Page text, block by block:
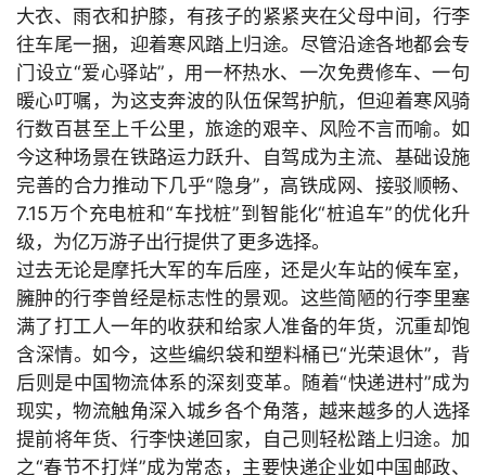
大衣、雨衣和护膝，有孩子的紧紧夹在父母中间，行李
往车尾一捆，迎着寒风踏上归途。尽管沿途各地都会专
门设立“爱心驿站”，用一杯热水、一次免费修车、一句
暖心叮嘱，为这支奔波的队伍保驾护航，但迎着寒风骑
行数百甚至上千公里，旅途的艰辛、风险不言而喻。如
今这种场景在铁路运力跃升、自驾成为主流、基础设施
完善的合力推动下几乎“隐身”，高铁成网、接驳顺畅、
7.15万个充电桩和“车找桩”到智能化“桩追车”的优化升
级，为亿万游子出行提供了更多选择。
过去无论是摩托大军的车后座，还是火车站的候车室，
臃肿的行李曾经是标志性的景观。这些简陋的行李里塞
满了打工人一年的收获和给家人准备的年货，沉重却饱
含深情。如今，这些编织袋和塑料桶已“光荣退休”，背
后则是中国物流体系的深刻变革。随着“快递进村”成为
现实，物流触角深入城乡各个角落，越来越多的人选择
提前将年货、行李快递回家，自己则轻松踏上归途。加
之“春节不打烊”成为常态，主要快递企业如中国邮政、